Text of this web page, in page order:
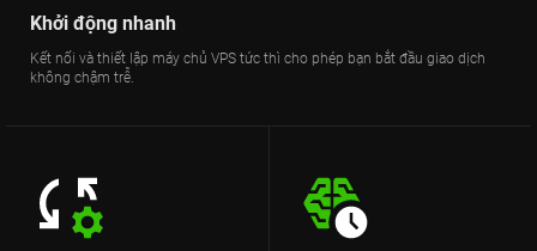
Khởi động nhanh
Kết nối và thiết lập máy chủ VPS tức thì cho phép bạn bắt đầu giao dịch
không chậm trễ.